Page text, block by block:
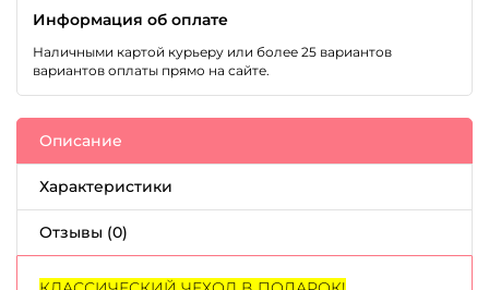
Информация об оплате
Наличными картой курьеру или более 25 вариантов
вариантов оплаты прямо на сайте.
Описание
Характеристики
Отзывы (0)